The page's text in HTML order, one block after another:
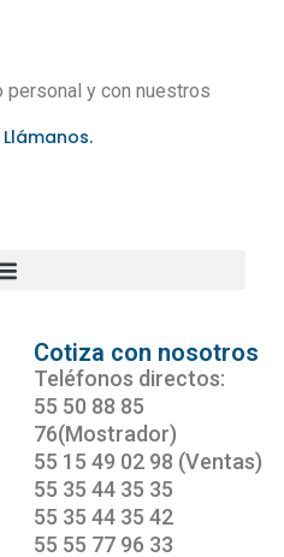
y con nuestros
Cotiza con nosotros
Teléfonos directos:
55 50 88 85
76(Mostrador)
55 15 49 02 98 (Ventas)
55 35 44 35 35
55 35 44 35 42
55 55 77 96 33